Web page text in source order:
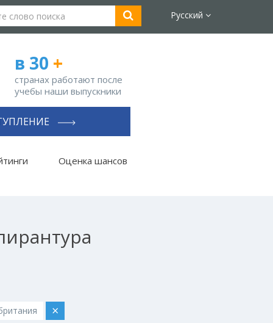
Русский
в 30 +
странах работают после
учебы наши выпускники
Оценка шансов
×